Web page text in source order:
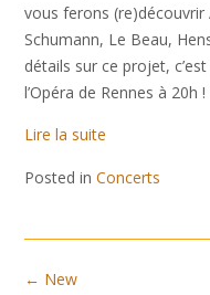
vous ferons (re)découvrir
Schumann, Le Beau,
détails sur ce projet,
l’Opéra de Rennes à 20h
Lire la suite
Posted in Concerts
Posts
← New